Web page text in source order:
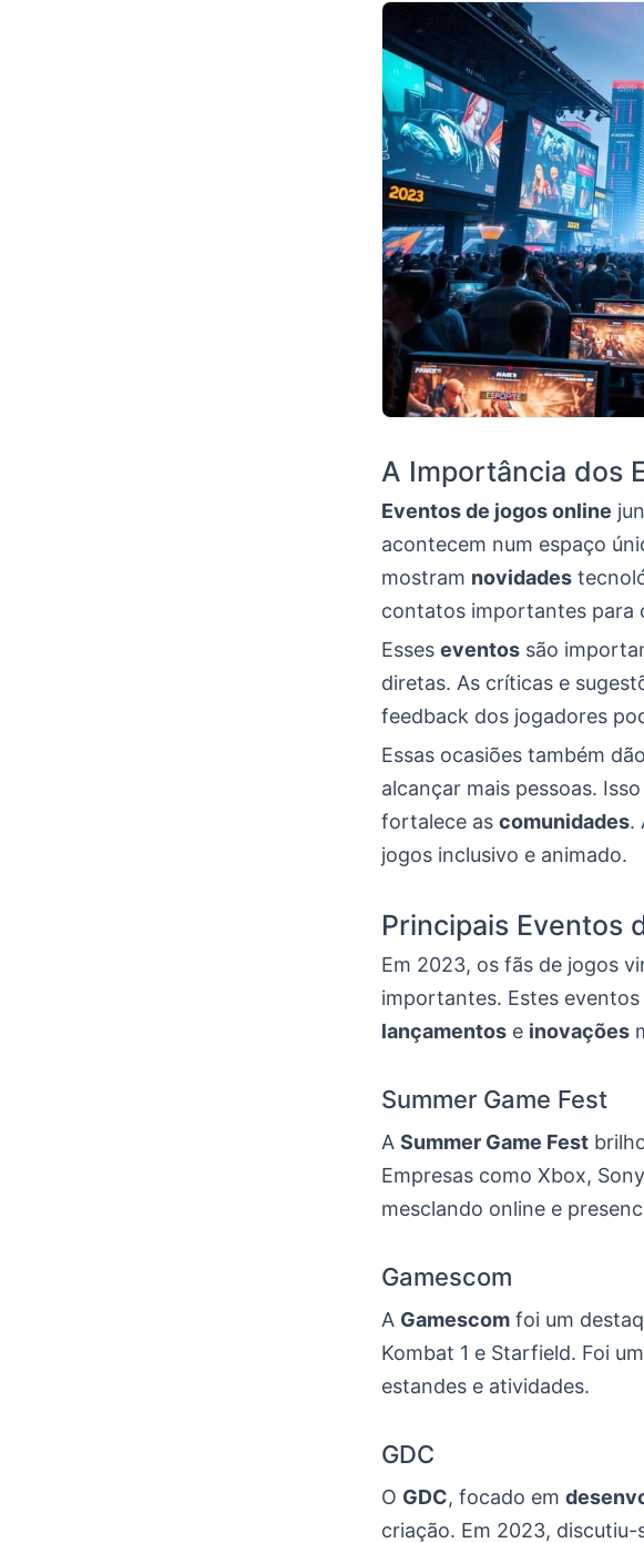
A Importância dos
Eventos de jogos online
acontecem num espaço
mostram novidades
contatos importantes para
Esses eventos são
diretas. As críticas e
feedback dos jogadores
Essas ocasiões também
alcançar mais pessoas.
fortalece as comunidades.
jogos inclusivo e animado.
Principais Eventos
Em 2023, os fãs de jogos
importantes. Estes
lançamentos e inovações
Summer Game Fest
A Summer Game Fest
Empresas como Xbox,
mesclando online e
Gamescom
A Gamescom foi um
Kombat 1 e Starfield. Foi
estandes e atividades.
GDC
O GDC, focado em
criação. Em 2023, discutiu-